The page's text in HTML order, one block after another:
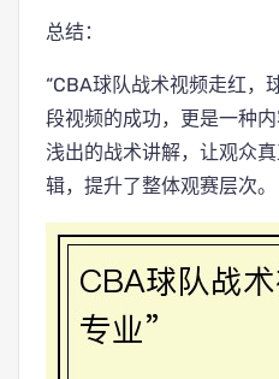
总结：
“CBA球队战术视频走红，
段视频的成功，更是一种
浅出的战术讲解，让观众
辑，提升了整体观赛层次。